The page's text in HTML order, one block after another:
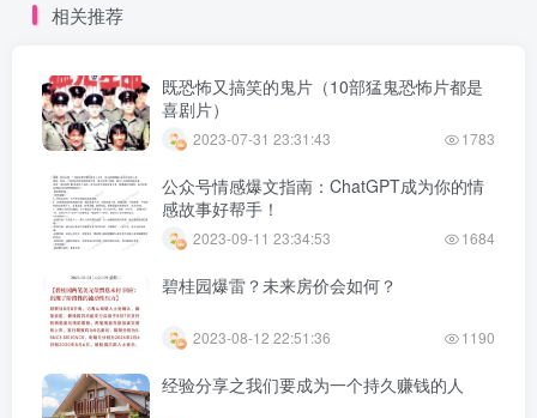
相关推荐
既恐怖又搞笑的鬼片（10部猛鬼恐怖片都是
喜剧片）
2023-07-31 23:31:43 1783
公众号情感爆文指南：ChatGPT成为你的情
感故事好帮手！
2023-09-11 23:34:53 1684
碧桂园爆雷？未来房价会如何？
2023-08-12 22:51:36 1190
经验分享之我们要成为一个持久赚钱的人